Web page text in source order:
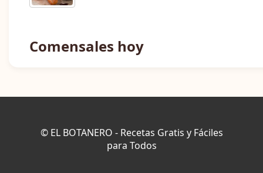
Comensales hoy
© EL BOTANERO - Recetas Gratis y Fáciles
para Todos